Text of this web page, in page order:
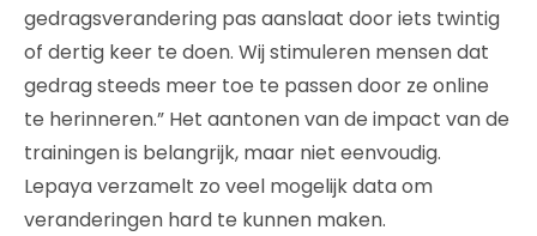
gedragsverandering pas aanslaat door iets twintig
of dertig keer te doen. Wij stimuleren mensen dat
gedrag steeds meer toe te passen door ze online
te herinneren.” Het aantonen van de impact van de
trainingen is belangrijk, maar niet eenvoudig.
Lepaya verzamelt zo veel mogelijk data om
veranderingen hard te kunnen maken.